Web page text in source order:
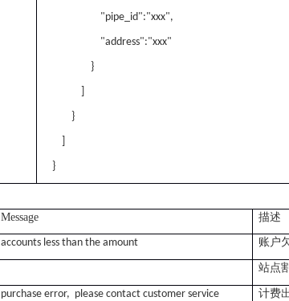
"pipe_id":"xxx",
"address":"xxx"
}
}
}
Message 描述
accounts less than the amount 账户
站点
purchase error, please contact customer service 计费